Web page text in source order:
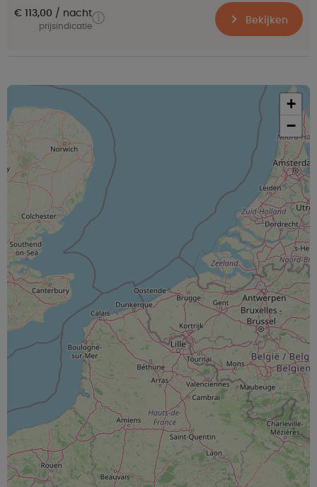
€ 113,00 nacht
prijsindicatie Bekijken
+
−